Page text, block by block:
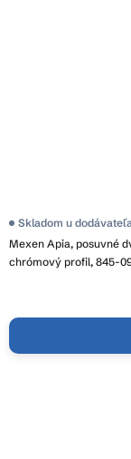
Mexen Apia, posuvné
chrómový profil, 845-
Skladom u